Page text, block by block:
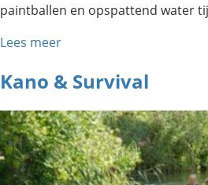
paintballen en opspattend water
Lees meer
Kano & Survival